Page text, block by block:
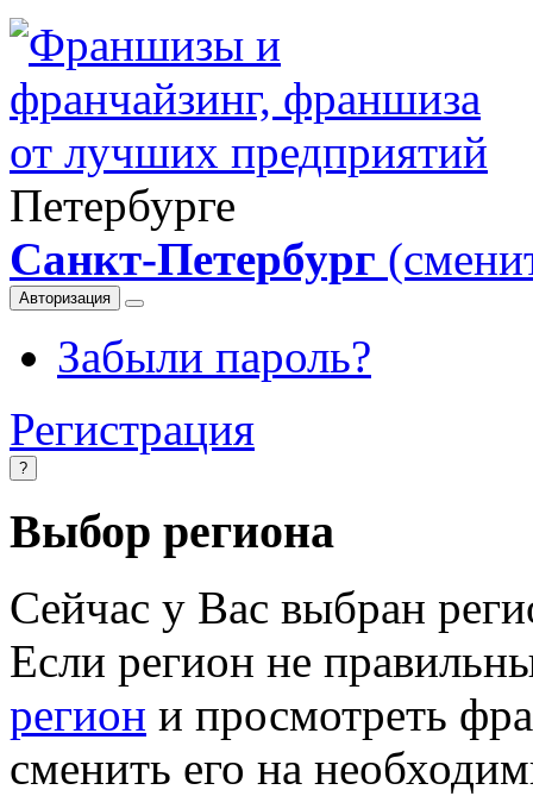
Петербурге
Санкт-Петербург
Авторизация
Забыли пароль?
Регистрация
?
Выбор региона
Сейчас у Вас выбран
Если регион не
регион и просмотреть
сменить его на